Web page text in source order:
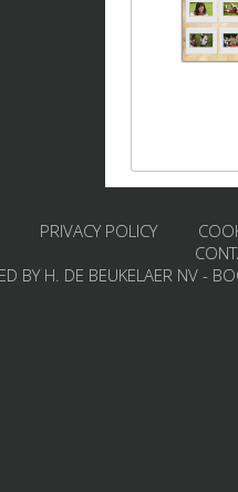
PRIVACY POLICY
BY H. DE BEUKELAER NV -